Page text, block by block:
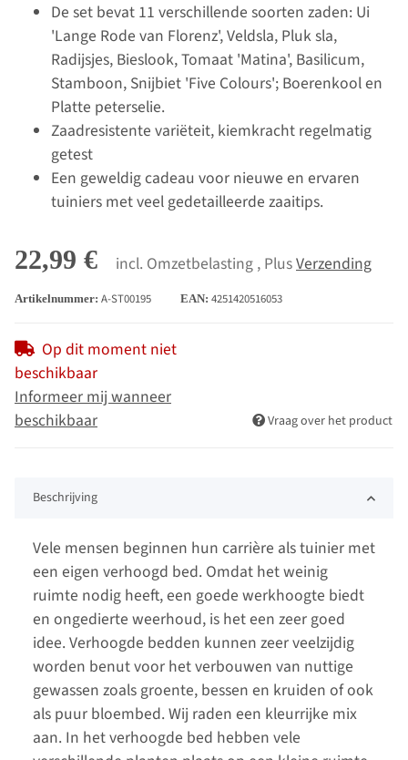
De set bevat 11 verschillende soorten zaden: Ui
'Lange Rode van Florenz', Veldsla, Pluk sla,
Radijsjes, Bieslook, Tomaat 'Matina', Basilicum,
Stamboon, Snijbiet 'Five Colours'; Boerenkool en
Platte peterselie.
Zaadresistente variëteit, kiemkracht regelmatig
getest
Een geweldig cadeau voor nieuwe en ervaren
tuiniers met veel gedetailleerde zaaitips.
22,99 € incl. Omzetbelasting , PlusVerzending
Artikelnummer: A-ST00195 EAN: 4251420516053
Op dit moment niet
beschikbaar
Informeer mij wanneer
beschikbaar
Vraag over het product
Beschrijving
Vele mensen beginnen hun carrière als tuinier met
een eigen verhoogd bed. Omdat het weinig
ruimte nodig heeft, een goede werkhoogte biedt
en ongedierte weerhoud, is het een zeer goed
idee. Verhoogde bedden kunnen zeer veelzijdig
worden benut voor het verbouwen van nuttige
gewassen zoals groente, bessen en kruiden of ook
als puur bloembed. Wij raden een kleurrijke mix
aan. In het verhoogde bed hebben vele